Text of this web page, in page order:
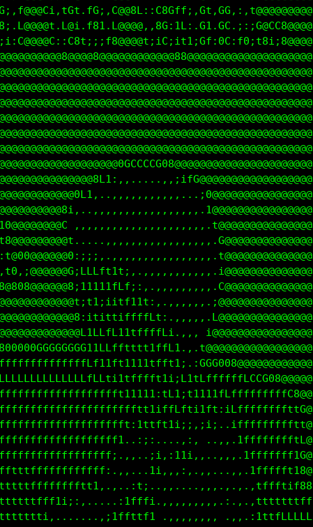
,,,,,,,,,,,,,,,,,,,,,.t@@@@@@@@@@@@@@@
i@@@@@@@@@@@@@@@@
..,,.1fffffffftL@
.,,,,,,,, .,,.:1ttfLLLLL